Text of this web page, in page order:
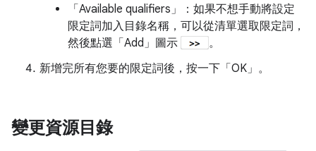
「Available qualifiers」
：如果不想手動將設定
限定詞加入目錄名稱，可以從清單選取限定詞，
然後點選「Add」 圖示
。
新增完所有您要的限定詞後，按一下「OK」 。
變更資源目錄